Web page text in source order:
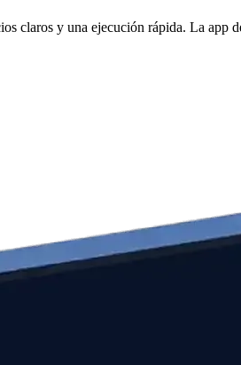
claros y una ejecución rápida. La